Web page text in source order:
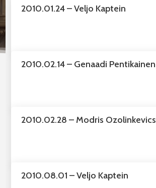
2010.01.24 – Veljo Kaptein
2010.02.14 – Genaadi Pentikainen
2010.02.28 – Modris Ozolinkevics
2010.08.01 – Veljo Kaptein